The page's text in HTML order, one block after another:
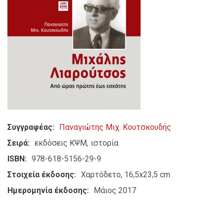
Συγγραφέας
Παναγιώτης Μιχ. Κουτσκουδής
Σειρά
εκδόσεις ΚΨΜ ιστορία
ISBN
978-618-5156-29-9
Στοιχεία έκδοσης
Χαρτόδετο, 16,5x23,5 cm
Ημερομηνία έκδοσης
Μάιος 2017